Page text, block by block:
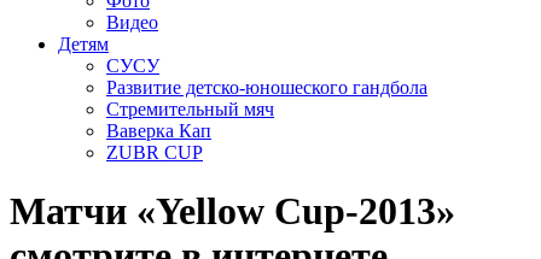
Видео
Детям
СУСУ
Развитие детско-юношеского гандбола
Стремительный мяч
Ваверка Кап
ZUBR CUP
Матчи «Yellow Cup-2013»